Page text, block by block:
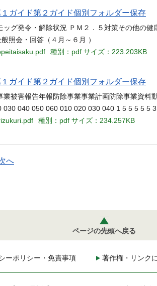
ガイド第２ガイド個別フォルダー保存
グ発令・解除状況 ＰＭ２．５対策その他の健
照会・回答（４月～６月 ）
種別：pdf サイズ：223.203KB
ガイド第２ガイド個別フォルダー保存
被害報告年報防除事業事業計画防除事業資料
040 050 060 010 020 030 040 1 5 5 5 5 5
種別：pdf サイズ：234.257KB
へ
ページの先頭へ戻る
ーポリシー・免責事項 著作権・リンク